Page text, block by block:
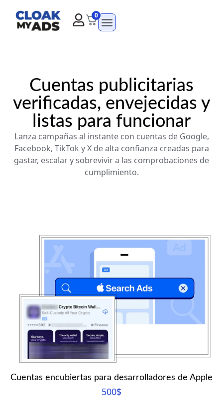
0
Cuentas publicitarias
verificadas, envejecidas y
listas para funcionar
Lanza campañas al instante con cuentas de Google,
Facebook, TikTok y X de alta confianza creadas para
gastar, escalar y sobrevivir a las comprobaciones de
cumplimiento.
Cuentas encubiertas para desarrolladores de Apple
500$